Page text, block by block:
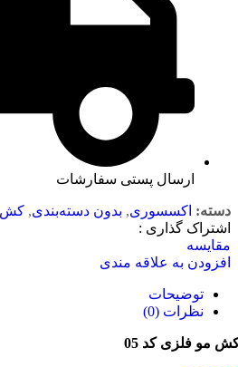
ارسال پستی سفارشات
دسته: اکسسوری, بدون دسته‌بندی, کش
اشتراک گذاری :
مقایسه
افزودن به علاقه مندی
توضیحات
نظرات (0)
مو فلزی کد 05